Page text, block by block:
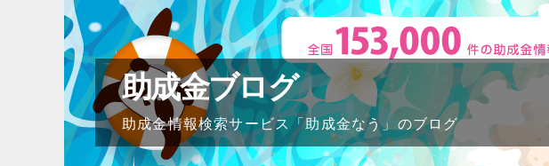
助成金ブログ
助成金情報検索サービス「助成金なう」のブログ